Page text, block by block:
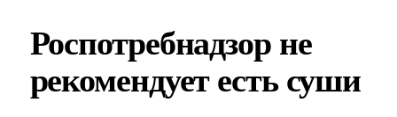
Роспотребнадзор не
рекомендует есть суши